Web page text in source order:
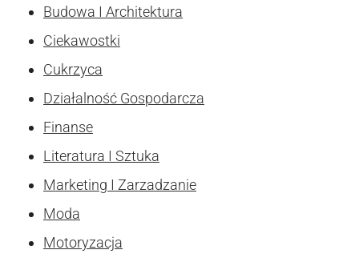
Budowa I Architektura
Ciekawostki
Cukrzyca
Działalność Gospodarcza
Finanse
Literatura I Sztuka
Marketing I Zarzadzanie
Moda
Motoryzacja